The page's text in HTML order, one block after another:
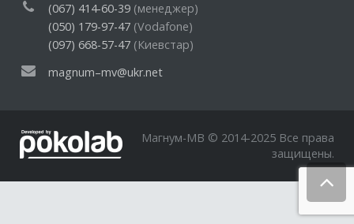
(067) 414-60-39 (менеджер)
(050) 179-97-47 (Vodafone)
(097) 668-57-47 (Киевстар)
magnum–mv@ukr.net
Магнум-МВ © 2014-2025 Все права
защищены.